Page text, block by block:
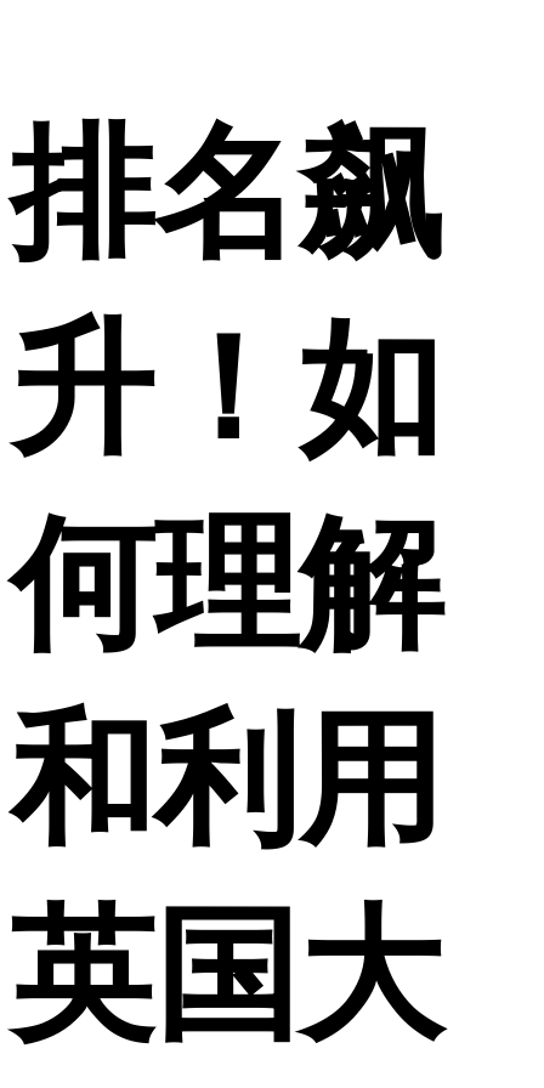
排名飙
升！如
何理解
和利用
英国大